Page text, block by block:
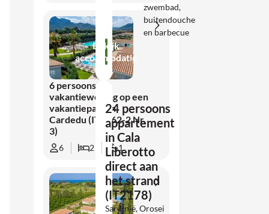
6 persoons
vakantiewoning op een
vakantiepark in
Cardedu (IT2262-2 Nr.
3)
6 2 1
zwembad,
buitendouche
en barbecue
Bekijk
accommodatie
24 persoons
appartement
in Cala
Liberotto
direct aan
het strand
(IT2178)
Sardinië, Orosei